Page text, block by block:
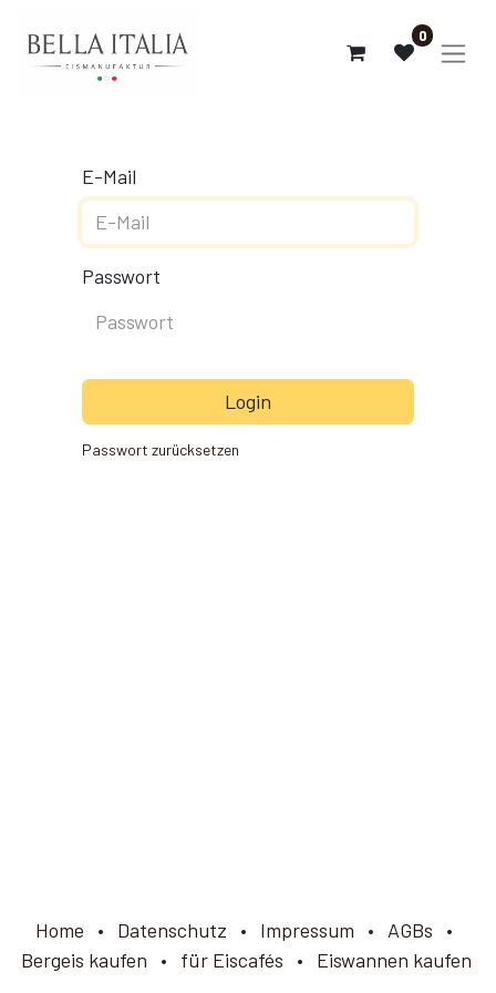
0
E-Mail
Passwort
Login
Passwort zurücksetzen
Home • Datenschutz • Impressum • AGBs
•
Bergeis kaufen
• für Eiscafés • Eiswannen kaufen